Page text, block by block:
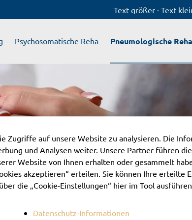
Text größer · Text
Psychosomatische Reha Pneumologische Reha
Zugriffe auf unsere Website zu analysieren. Die
und Analysen weiter. Unsere Partner führen
Website von Ihnen erhalten oder gesammelt
akzeptieren“ erteilen. Sie können Ihre erteilte
die „Cookie-Einstellungen“ hier im Tool
Datenschutz-Informationen